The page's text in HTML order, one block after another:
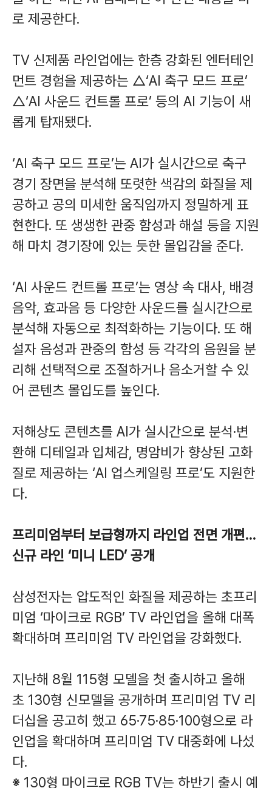
로 제공한다.
TV 신제품 라인업에는 한층 강화된 엔터테인
먼트 경험을 제공하는 △‘AI 축구 모드 프로’
△‘AI 사운드 컨트롤 프로’ 등의 AI 기능이 새
롭게 탑재됐다.
‘AI 축구 모드 프로’는 AI가 실시간으로 축구
경기 장면을 분석해 또렷한 색감의 화질을 제
공하고 공의 미세한 움직임까지 정밀하게 표
현한다. 또 생생한 관중 함성과 해설 등을 지원
해 마치 경기장에 있는 듯한 몰입감을 준다.
‘AI 사운드 컨트롤 프로’는 영상 속 대사, 배경
음악, 효과음 등 다양한 사운드를 실시간으로
분석해 자동으로 최적화하는 기능이다. 또 해
설자 음성과 관중의 함성 등 각각의 음원을 분
리해 선택적으로 조절하거나 음소거할 수 있
어 콘텐츠 몰입도를 높인다.
저해상도 콘텐츠를 AI가 실시간으로 분석·변
환해 디테일과 입체감, 명암비가 향상된 고화
질로 제공하는 ‘AI 업스케일링 프로’도 지원한
다.
프리미엄부터 보급형까지 라인업 전면 개편…
신규 라인 ‘미니 LED’ 공개
삼성전자는 압도적인 화질을 제공하는 초프리
미엄 ‘마이크로 RGB’ TV 라인업을 올해 대폭
확대하며 프리미엄 TV 라인업을 강화했다.
지난해 8월 115형 모델을 첫 출시하고 올해
초 130형 신모델을 공개하며 프리미엄 TV 리
더십을 공고히 했고 65·75·85·100형으로 라
인업을 확대하며 프리미엄 TV 대중화에 나섰
다.
※ 130형 마이크로 RGB TV는 하반기 출시 예